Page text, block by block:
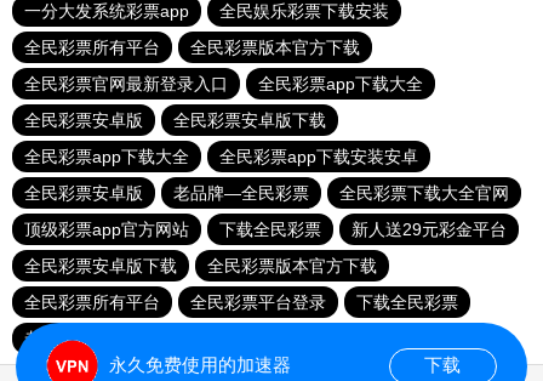
一分大发系统彩票app
全民娱乐彩票下载安装
全民彩票所有平台
全民彩票版本官方下载
全民彩票官网最新登录入口
全民彩票app下载大全
全民彩票安卓版
全民彩票安卓版下载
全民彩票app下载大全
全民彩票app下载安装安卓
全民彩票安卓版
老品牌—全民彩票
全民彩票下载大全官网
顶级彩票app官方网站
下载全民彩票
新人送29元彩金平台
全民彩票安卓版下载
全民彩票版本官方下载
全民彩票所有平台
全民彩票平台登录
下载全民彩票
老品牌—全民彩票
永久免费使用的加速器 下载